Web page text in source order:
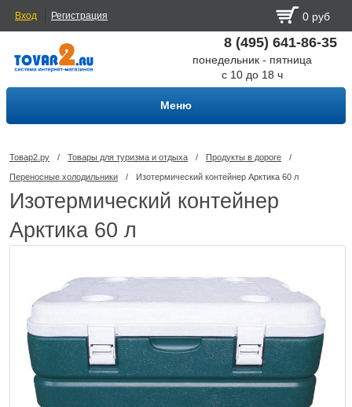
Вход Регистрация 0 руб
8 (495) 641-86-35
понедельник - пятница
с 10 до 18 ч
Меню
Товар2.ру / Товары для туризма и отдыха / Продукты в дороге /
Переносные холодильники / Изотермический контейнер Арктика 60 л
Изотермический контейнер
Арктика 60 л